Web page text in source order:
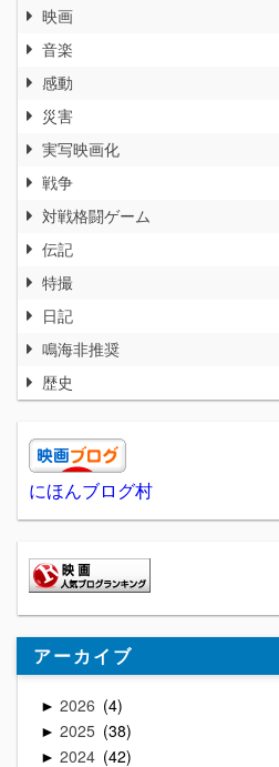
映画
音楽
感動
災害
実写映画化
戦争
対戦格闘ゲーム
伝記
特撮
日記
鳴海非推奨
歴史
にほんブログ村
アーカイブ
► 2026 4
► 2025 38
► 2024 42